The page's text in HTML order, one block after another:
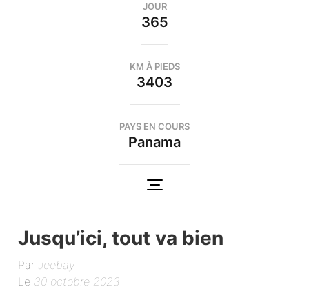
JOUR
365
KM À PIEDS
3403
PAYS EN COURS
Panama
Jusqu’ici, tout va bien
ParJeebay
Le 30 octobre 2023